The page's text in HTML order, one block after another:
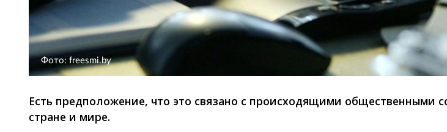
Фото: freesmi.by
Есть предположение, что это связано с происходящими общественными
стране и мире.